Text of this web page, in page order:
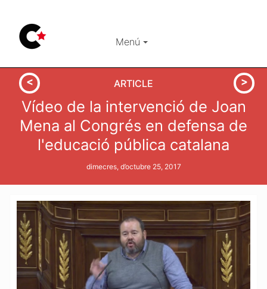
Menú
ARTICLE
Vídeo de la intervenció de Joan
Mena al Congrés en defensa de
l'educació pública catalana
dimecres, d’octubre 25, 2017